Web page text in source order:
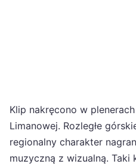
Klip nakręcono w
Limanowej. Rozległe
regionalny charakter
muzyczną z wizualną. Taki